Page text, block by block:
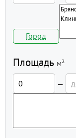
Город
Площадь м²
—